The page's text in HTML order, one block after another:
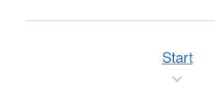
Start